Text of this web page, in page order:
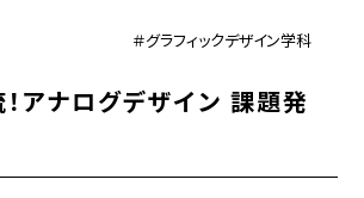
＃グラフィックデザイン学科
アナログデザイン 課題発